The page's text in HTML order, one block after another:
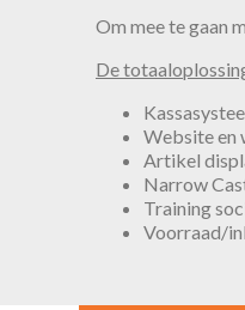
Om mee te gaan
De
Website en
Artikel
Narrow
Training
Voorraad/